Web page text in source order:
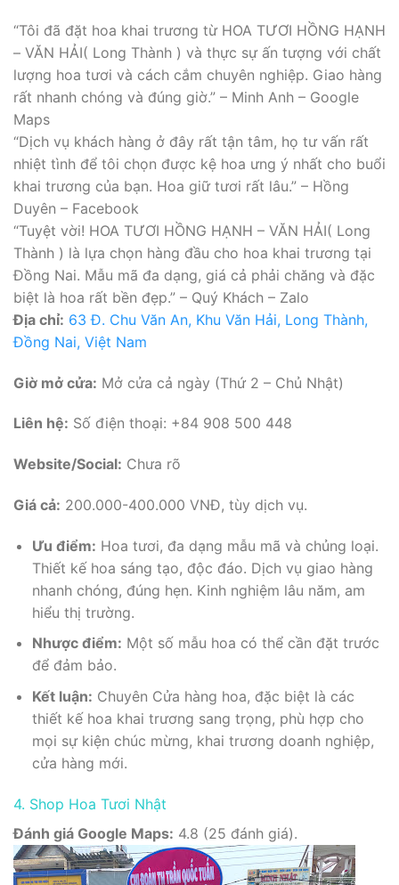
“Tôi đã đặt hoa khai trương từ HOA TƯƠI HỒNG HẠNH
– VĂN HẢI( Long Thành ) và thực sự ấn tượng với chất
lượng hoa tươi và cách cắm chuyên nghiệp. Giao hàng
rất nhanh chóng và đúng giờ.” – Minh Anh – Google
Maps
“Dịch vụ khách hàng ở đây rất tận tâm, họ tư vấn rất
nhiệt tình để tôi chọn được kệ hoa ưng ý nhất cho buổi
khai trương của bạn. Hoa giữ tươi rất lâu.” – Hồng
Duyên – Facebook
“Tuyệt vời! HOA TƯƠI HỒNG HẠNH – VĂN HẢI( Long
Thành ) là lựa chọn hàng đầu cho hoa khai trương tại
Đồng Nai. Mẫu mã đa dạng, giá cả phải chăng và đặc
biệt là hoa rất bền đẹp.” – Quý Khách – Zalo
Địa chỉ: 63 Đ. Chu Văn An, Khu Văn Hải, Long Thành,
Đồng Nai, Việt Nam
Giờ mở cửa: Mở cửa cả ngày (Thứ 2 – Chủ Nhật)
Liên hệ: Số điện thoại: +84 908 500 448
Website/Social: Chưa rõ
Giá cả: 200.000-400.000 VNĐ, tùy dịch vụ.
Ưu điểm: Hoa tươi, đa dạng mẫu mã và chủng loại.
Thiết kế hoa sáng tạo, độc đáo. Dịch vụ giao hàng
nhanh chóng, đúng hẹn. Kinh nghiệm lâu năm, am
hiểu thị trường.
Nhược điểm: Một số mẫu hoa có thể cần đặt trước
để đảm bảo.
Kết luận: Chuyên Cửa hàng hoa, đặc biệt là các
thiết kế hoa khai trương sang trọng, phù hợp cho
mọi sự kiện chúc mừng, khai trương doanh nghiệp,
cửa hàng mới.
4. Shop Hoa Tươi Nhật
Đánh giá Google Maps: 4.8 (25 đánh giá).